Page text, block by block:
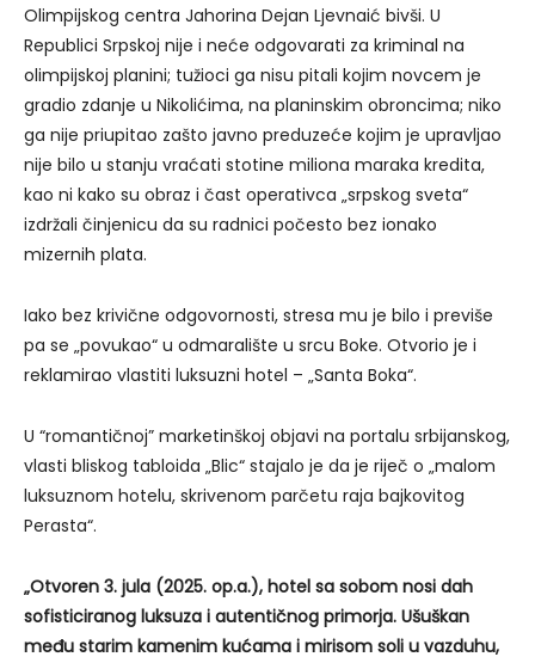
Olimpijskog centra Jahorina Dejan Ljevnaić bivši. U
Republici Srpskoj nije i neće odgovarati za kriminal na
olimpijskoj planini; tužioci ga nisu pitali kojim novcem je
gradio zdanje u Nikolićima, na planinskim obroncima; niko
ga nije priupitao zašto javno preduzeće kojim je upravljao
nije bilo u stanju vraćati stotine miliona maraka kredita,
kao ni kako su obraz i čast operativca „srpskog sveta“
izdržali činjenicu da su radnici počesto bez ionako
mizernih plata.
Iako bez krivične odgovornosti, stresa mu je bilo i previše
pa se „povukao“ u odmaralište u srcu Boke. Otvorio je i
reklamirao vlastiti luksuzni hotel – „Santa Boka“.
U “romantičnoj” marketinškoj objavi na portalu srbijanskog,
vlasti bliskog tabloida „Blic“ stajalo je da je riječ o „malom
luksuznom hotelu, skrivenom parčetu raja bajkovitog
Perasta“.
„Otvoren 3. jula (2025. op.a.), hotel sa sobom nosi dah
sofisticiranog luksuza i autentičnog primorja. Ušuškan
među starim kamenim kućama i mirisom soli u vazduhu,